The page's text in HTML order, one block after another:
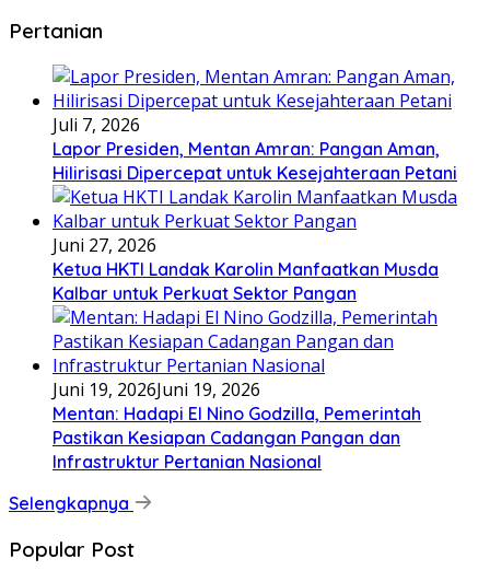
Pertanian
Juli 7, 2026
Lapor Presiden, Mentan Amran: Pangan Aman,
Hilirisasi Dipercepat untuk Kesejahteraan Petani
Juni 27, 2026
Ketua HKTI Landak Karolin Manfaatkan Musda
Kalbar untuk Perkuat Sektor Pangan
Juni 19, 2026Juni 19, 2026
Mentan: Hadapi El Nino Godzilla, Pemerintah
Pastikan Kesiapan Cadangan Pangan dan
Infrastruktur Pertanian Nasional
Selengkapnya
Popular Post